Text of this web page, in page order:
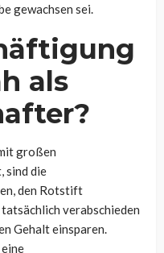
gewachsen sei.
als
großen
sind die
den Rotstift
verabschieden
Gehalt einsparen.